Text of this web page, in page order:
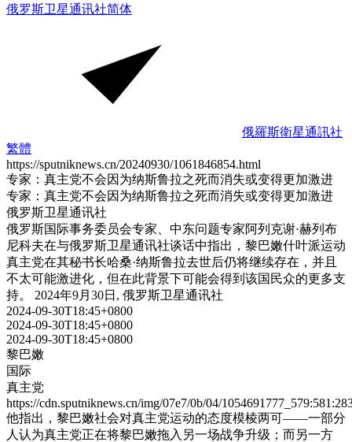
俄罗斯卫星通讯社简体
俄羅斯衛星通訊社
繁體
https://sputniknews.cn/20240930/1061846854.html
专家：真主党不会因为纳斯鲁拉之死而消失或变得更加激进
专家：真主党不会因为纳斯鲁拉之死而消失或变得更加激进
俄罗斯卫星通讯社
俄罗斯国际事务委员会专家、中东问题专家阿列克谢·赫列布
尼科夫在与俄罗斯卫星通讯社谈话中指出，黎巴嫩什叶派运动
真主党在其秘书长哈桑·纳斯鲁拉去世后仍将继续存在，并且
不太可能激进化，但在此背景下可能会得到该国民众的更多支
持。 2024年9月30日, 俄罗斯卫星通讯社
2024-09-30T18:45+0800
2024-09-30T18:45+0800
2024-09-30T18:45+0800
黎巴嫩
国际
真主党
https://cdn.sputniknews.cn/img/07e7/0b/04/
他指出，黎巴嫩社会对真主党运动的态度模棱两可——一部分
人认为真主党正在将黎巴嫩拖入另一场战争升级；而另一方